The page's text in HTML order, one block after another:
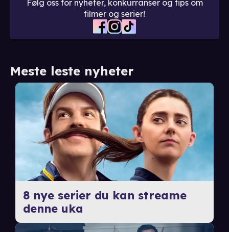
Følg oss for nyheter, konkurranser og tips om
filmer og serier!
Meste leste nyheter
8 nye serier du kan streame
denne uka